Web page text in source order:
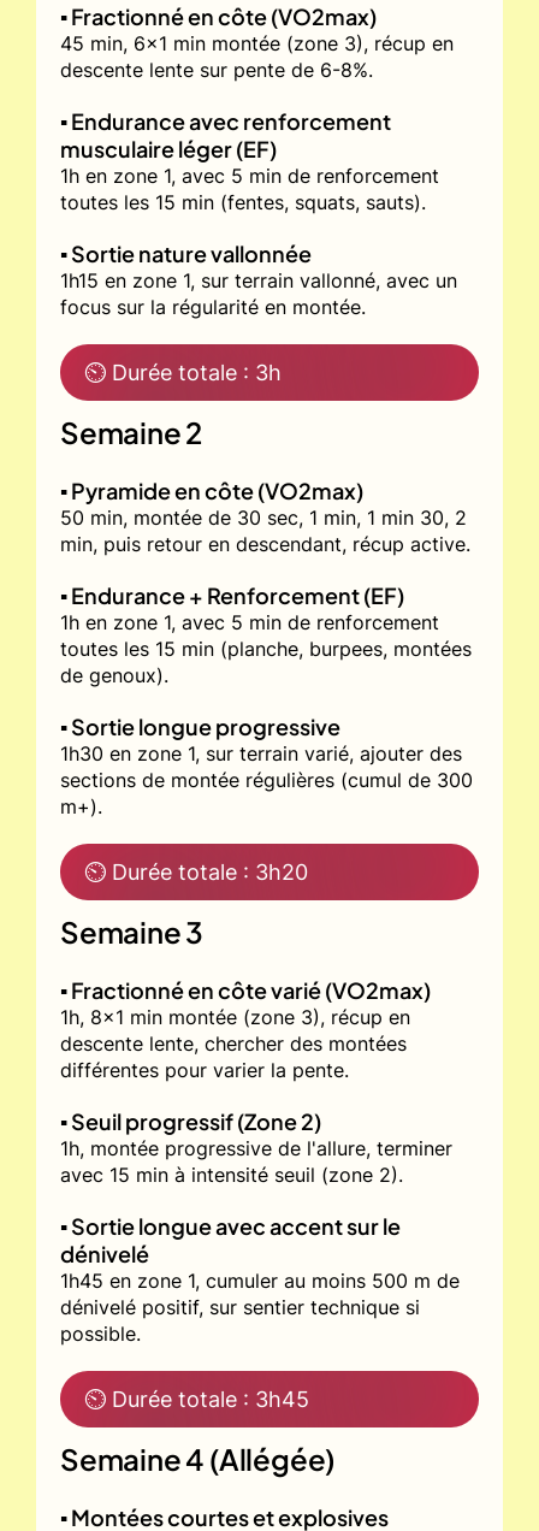
▪️ Fractionné en côte (VO2max)
45 min, 6x1 min montée (zone 3), récup en
descente lente sur pente de 6-8%.
▪️ Endurance avec renforcement
musculaire léger (EF)
1h en zone 1, avec 5 min de renforcement
toutes les 15 min (fentes, squats, sauts).
▪️ Sortie nature vallonnée
1h15 en zone 1, sur terrain vallonné, avec un
focus sur la régularité en montée.
⏲ Durée totale : 3h
Semaine 2
▪️ Pyramide en côte (VO2max)
50 min, montée de 30 sec, 1 min, 1 min 30, 2
min, puis retour en descendant, récup active.
▪️ Endurance + Renforcement (EF)
1h en zone 1, avec 5 min de renforcement
toutes les 15 min (planche, burpees, montées
de genoux).
▪️ Sortie longue progressive
1h30 en zone 1, sur terrain varié, ajouter des
sections de montée régulières (cumul de 300
m+).
⏲ Durée totale : 3h20
Semaine 3
▪️ Fractionné en côte varié (VO2max)
1h, 8x1 min montée (zone 3), récup en
descente lente, chercher des montées
différentes pour varier la pente.
▪️ Seuil progressif (Zone 2)
1h, montée progressive de l'allure, terminer
avec 15 min à intensité seuil (zone 2).
▪️ Sortie longue avec accent sur le
dénivelé
1h45 en zone 1, cumuler au moins 500 m de
dénivelé positif, sur sentier technique si
possible.
⏲ Durée totale : 3h45
Semaine 4 (Allégée)
▪️ Montées courtes et explosives